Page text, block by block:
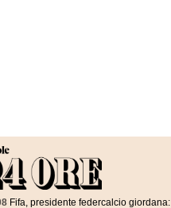
Fifa, presidente federcalcio giordana: